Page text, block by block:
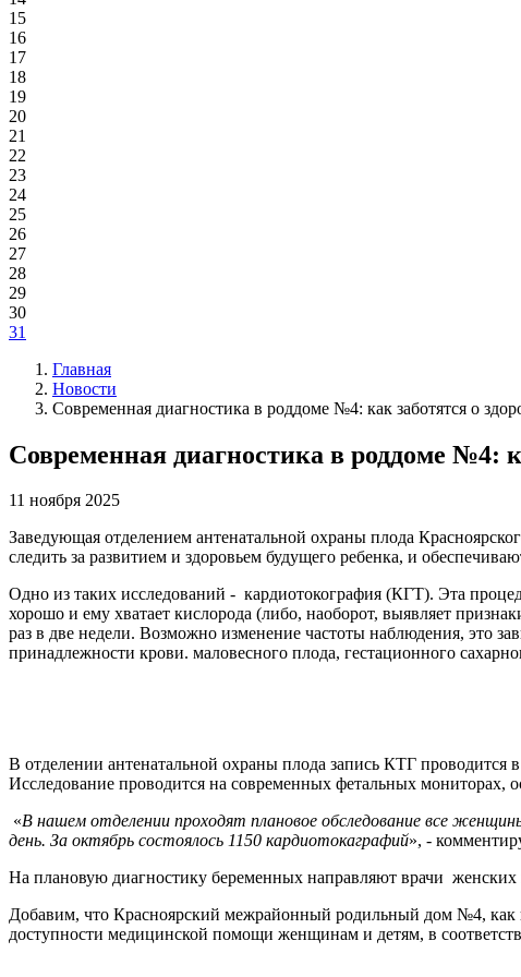
15
16
17
18
19
20
21
22
23
24
25
26
27
28
29
30
31
Главная
Новости
Современная диагностика в роддоме №4: как заботятся о
Современная диагностика в роддоме №4:
11 ноября 2025
Заведующая отделением антенатальной охраны плода
следить за развитием и здоровьем будущего ребенка, и
Одно из таких исследований - кардиотокография (КГТ). Эта
хорошо и ему хватает кислорода (либо, наоборот, выявляет
раз в две недели. Возможно изменение частоты наблюдения, это
принадлежности крови. маловесного плода, гестационного
В отделении антенатальной охраны плода запись КТГ
Исследование проводится на современных фетальных
«В нашем отделении проходят плановое обследование все
день. За октябрь состоялось 1150 кардиотокаграфий», -
На плановую диагностику беременных направляют врачи женских
Добавим, что Красноярский межрайонный родильный дом №4, как
доступности медицинской помощи женщинам и детям, в